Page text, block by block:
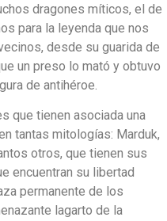
dragones míticos, el de
para la leyenda que nos
desde su guarida de
un preso lo mató y obtuvo
de antihéroe.
que tienen asociada una
tantas mitologías: Marduk,
otros, que tienen sus
encuentran su libertad
permanente de los
lagarto de la